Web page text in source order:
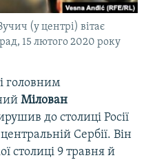
(у центрі) вітає
15 лютого 2020 року
головним
Мілован
до столиці Росії
Сербії. Він
столиці 9 травня й